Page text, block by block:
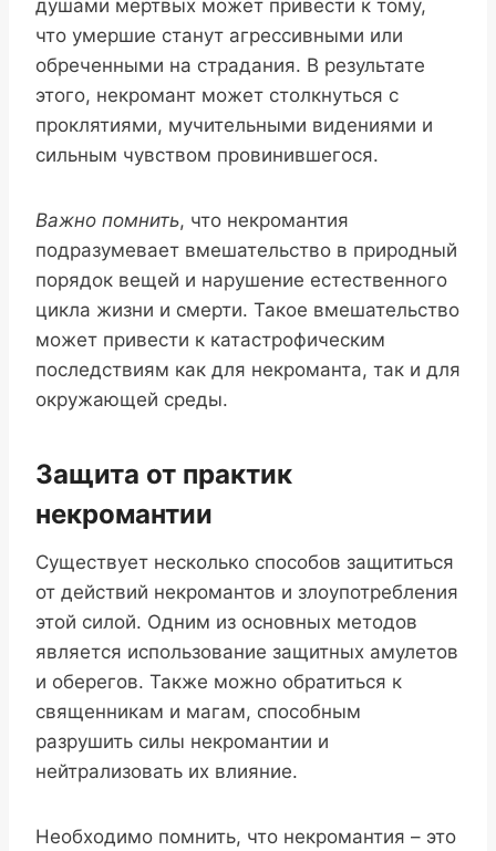
душами мертвых может привести к тому,
что умершие станут агрессивными или
обреченными на страдания. В результате
этого, некромант может столкнуться с
проклятиями, мучительными видениями и
сильным чувством провинившегося.
Важно помнить, что некромантия
подразумевает вмешательство в природный
порядок вещей и нарушение естественного
цикла жизни и смерти. Такое вмешательство
может привести к катастрофическим
последствиям как для некроманта, так и для
окружающей среды.
Защита от практик
некромантии
Существует несколько способов защититься
от действий некромантов и злоупотребления
этой силой. Одним из основных методов
является использование защитных амулетов
и оберегов. Также можно обратиться к
священникам и магам, способным
разрушить силы некромантии и
нейтрализовать их влияние.
Необходимо помнить, что некромантия – это